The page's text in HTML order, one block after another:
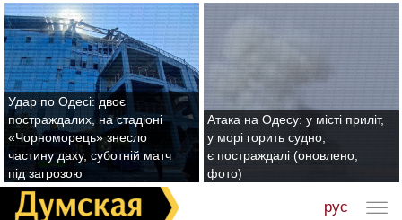
Удар по Одесі: двоє
постраждалих, на стадіоні
«Чорноморець» знесло
частину даху, суботній матч
під загрозою
Атака на Одесу: у місті приліт,
у морі горить судно,
є постраждалі (оновлено,
фото)
рус